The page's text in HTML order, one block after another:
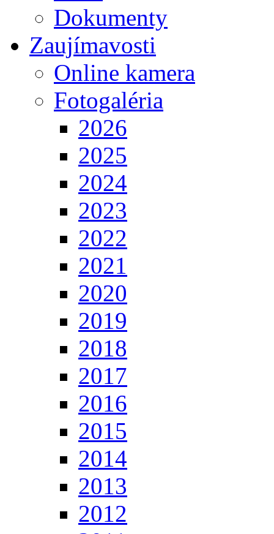
Dokumenty
Zaujímavosti
Online kamera
Fotogaléria
2026
2025
2024
2023
2022
2021
2020
2019
2018
2017
2016
2015
2014
2013
2012